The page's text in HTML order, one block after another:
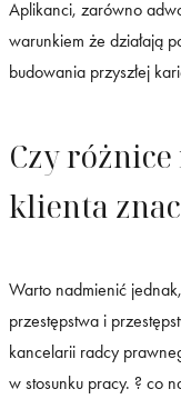
Aplikanci, zarówno
warunkiem że działają
budowania przyszłej
Czy
klienta
Warto nadmienić
przestępstwa i
kancelarii radcy
w stosunku pracy. ? co